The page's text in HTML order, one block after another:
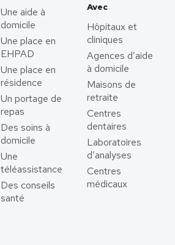
Une aide à
domicile
Une place en
EHPAD
Une place en
résidence
Un portage de
repas
Des soins à
domicile
Une
téléassistance
Des conseils
santé
Avec
Hôpitaux et
cliniques
Agences d’aide
à domicile
Maisons de
retraite
Centres
dentaires
Laboratoires
d’analyses
Centres
médicaux